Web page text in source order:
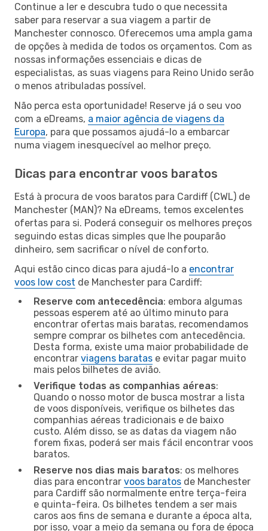
Continue a ler e descubra tudo o que necessita
saber para reservar a sua viagem a partir de
Manchester connosco. Oferecemos uma ampla gama
de opções à medida de todos os orçamentos. Com as
nossas informações essenciais e dicas de
especialistas, as suas viagens para Reino Unido serão
o menos atribuladas possível.
Não perca esta oportunidade! Reserve já o seu voo
com a eDreams, a maior agência de viagens da
Europa, para que possamos ajudá-lo a embarcar
numa viagem inesquecível ao melhor preço.
Dicas para encontrar voos baratos
Está à procura de voos baratos para Cardiff (CWL) de
Manchester (MAN)? Na eDreams, temos excelentes
ofertas para si. Poderá conseguir os melhores preços
seguindo estas dicas simples que lhe pouparão
dinheiro, sem sacrificar o nível de conforto.
Aqui estão cinco dicas para ajudá-lo a encontrar
voos low cost de Manchester para Cardiff:
Reserve com antecedência: embora algumas
pessoas esperem até ao último minuto para
encontrar ofertas mais baratas, recomendamos
sempre comprar os bilhetes com antecedência.
Desta forma, existe uma maior probabilidade de
encontrar viagens baratas e evitar pagar muito
mais pelos bilhetes de avião.
Verifique todas as companhias aéreas:
Quando o nosso motor de busca mostrar a lista
de voos disponíveis, verifique os bilhetes das
companhias aéreas tradicionais e de baixo
custo. Além disso, se as datas da viagem não
forem fixas, poderá ser mais fácil encontrar voos
baratos.
Reserve nos dias mais baratos: os melhores
dias para encontrar voos baratos de Manchester
para Cardiff são normalmente entre terça-feira
e quinta-feira. Os bilhetes tendem a ser mais
caros aos fins de semana e durante a época alta,
por isso, voar a meio da semana ou fora de época